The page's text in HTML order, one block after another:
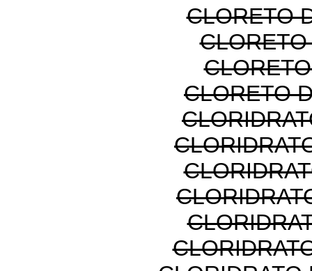
CLORETO
CLORETO